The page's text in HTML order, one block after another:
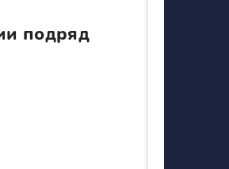
подряд